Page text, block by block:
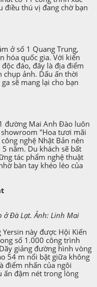
điều thú vị đang chờ bạn
ở số 1 Quang Trung,
hóa quốc gia. Với kiến
đáo, đây là địa điểm
ảnh. Dấu ấn thời
sẽ mang lại cho bạn
đường Mai Anh Đào luôn
"Hoa tươi mãi
nghệ Nhật Bản nên
năm. Du khách sẽ bất
tác phẩm nghệ thuật
bàn tay khéo léo của
Đà Lạt. Ảnh: Linh Mai
này được Hội Kiến
số 1.000 công trình
giảng đường hình vòng
54 m nổi bật giữa không
điểm nhấn của ngôi
ấn đậm nét trong lòng